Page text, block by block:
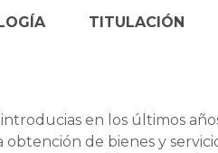
en los últimos
de bienes y
TITULACIÓN